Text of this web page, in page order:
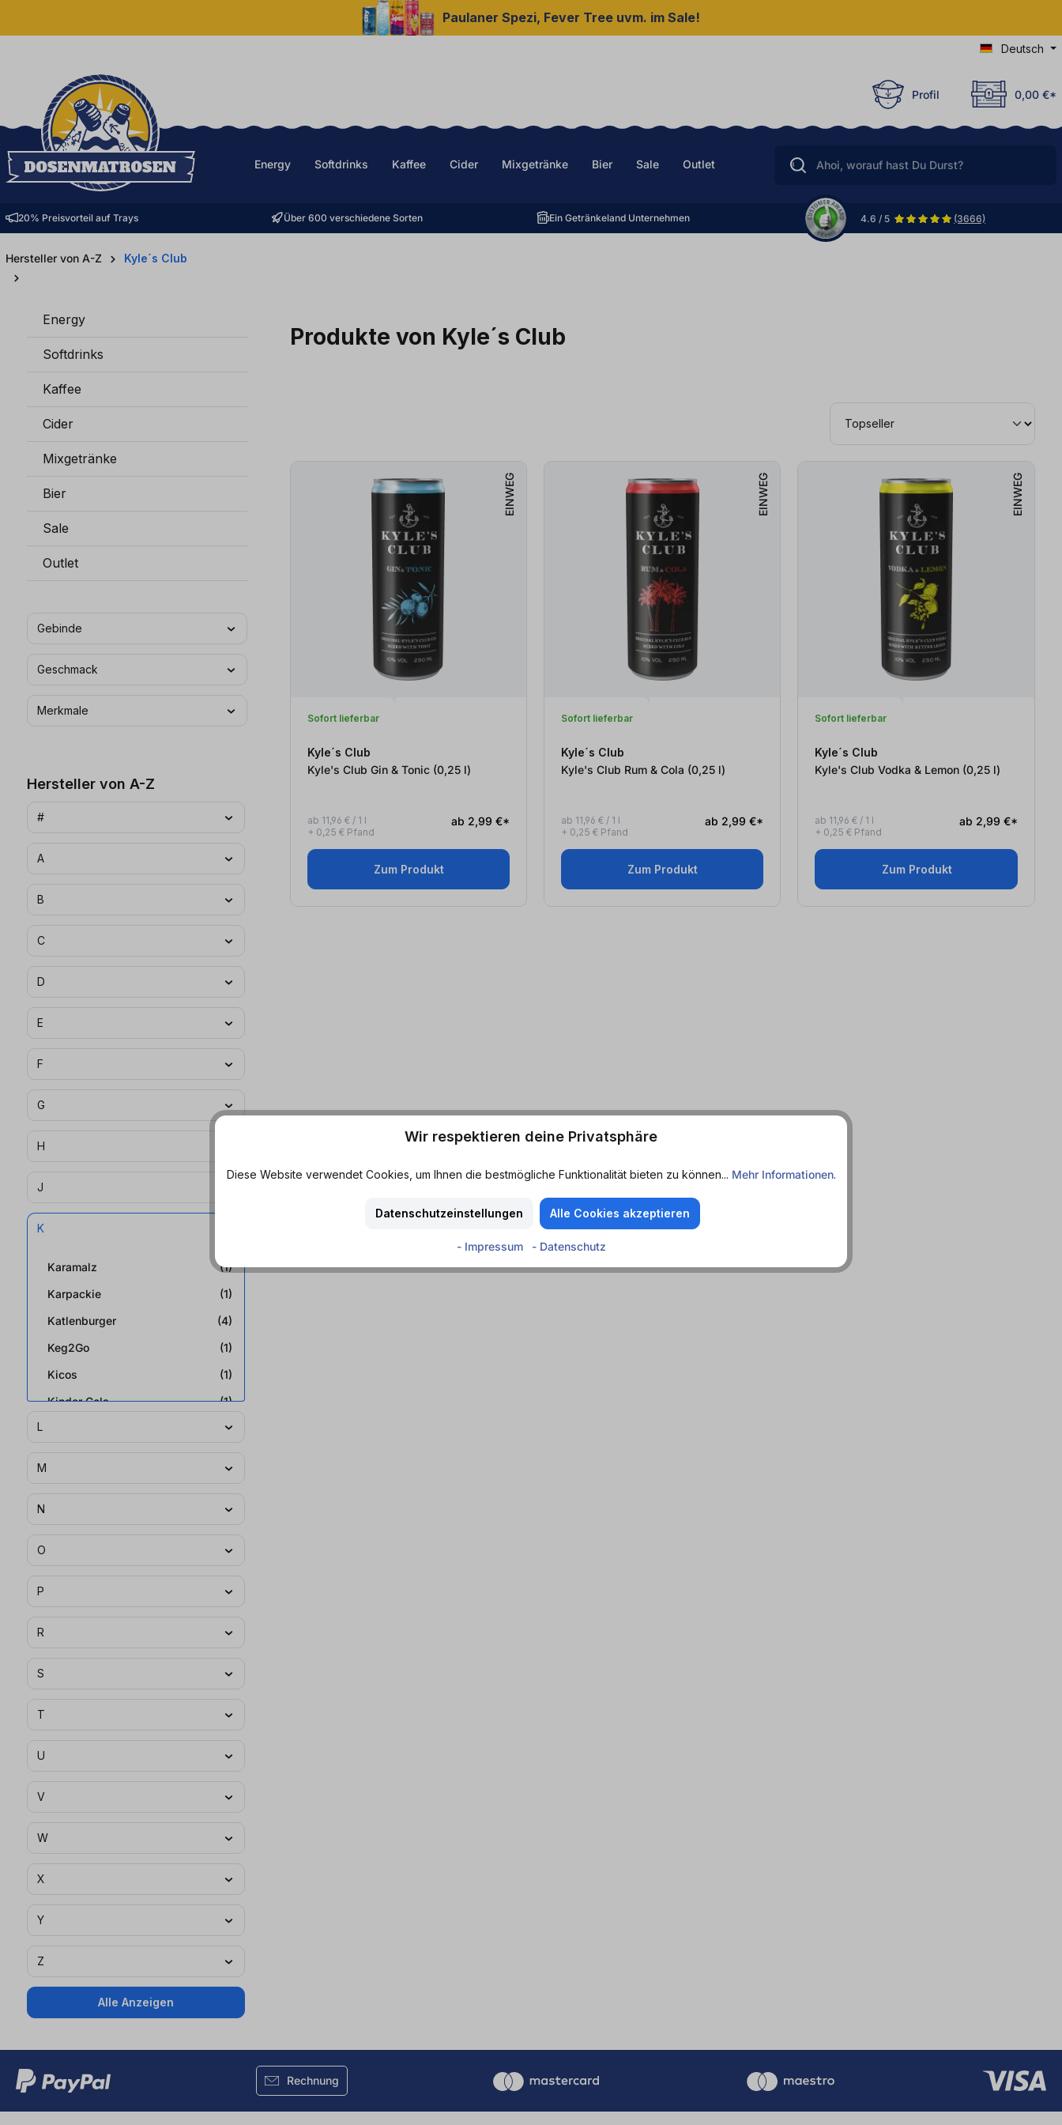
Paulaner Spezi, Fever Tree uvm. im Sale!
Deutsch
Profil 0,00 €*
Energy Softdrinks Kaffee Cider Mixgetränke Bier Sale Outlet
20% Preisvorteil auf Trays Über 600 verschiedene Sorten Ein Getränkeland Unternehmen 4.6 / 5 (3666)
Hersteller von A-Z Kyle´s Club
Energy
Softdrinks
Kaffee
Cider
Mixgetränke
Bier
Sale
Outlet
Gebinde
Geschmack
Merkmale
Hersteller von A-Z
#
A
B
C
D
E
F
G
H
J
K
(1)
Karamalz
(1)
Karpackie
(4)
Katlenburger
(1)
Keg2Go
(1)
Kicos
(1)
Kinder Cola
(1)
(5)
Knabe
(2)
Knut Hansen
(1)
(1)
Köstritzer
(18)
Krombacher
(1)
(3)
Kyle´s Club
L
M
N
O
P
R
S
T
U
V
W
X
Y
Z
Alle Anzeigen
Produkte von Kyle´s Club
EINWEG
Sofort lieferbar
Kyle´s Club
Kyle's Club Gin & Tonic (0,25 l)
ab 11,96 € / 1 l
+ 0,25 € Pfand
ab 2,99 €*
Zum Produkt
EINWEG
Sofort lieferbar
Kyle´s Club
Kyle's Club Rum & Cola (0,25 l)
ab 11,96 € / 1 l
+ 0,25 € Pfand
ab 2,99 €*
Zum Produkt
EINWEG
Sofort lieferbar
Kyle´s Club
Kyle's Club Vodka & Lemon (0,25 l)
ab 11,96 € / 1 l
+ 0,25 € Pfand
ab 2,99 €*
Zum Produkt
Rechnung
Wir respektieren deine Privatsphäre
Diese Website verwendet Cookies, um Ihnen die bestmögliche Funktionalität bieten zu können... Mehr Informationen.
Datenschutzeinstellungen Alle Cookies akzeptieren
- Impressum - Datenschutz